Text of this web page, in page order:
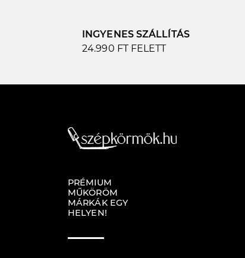
INGYENES SZÁLLÍTÁS
24.990 FT FELETT
PRÉMIUM
MŰKÖRÖM
MÁRKÁK EGY
HELYEN!